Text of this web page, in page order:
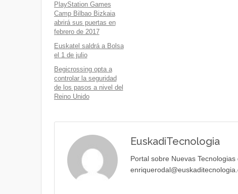
PlayStation Games
Camp Bilbao Bizkaia
abrirá sus puertas en
febrero de 2017
Euskatel saldrá a Bolsa
el 1 de julio
Begicrossing opta a
controlar la seguridad
de los pasos a nivel del
Reino Unido
EuskadiTecnologia
Portal sobre Nuevas